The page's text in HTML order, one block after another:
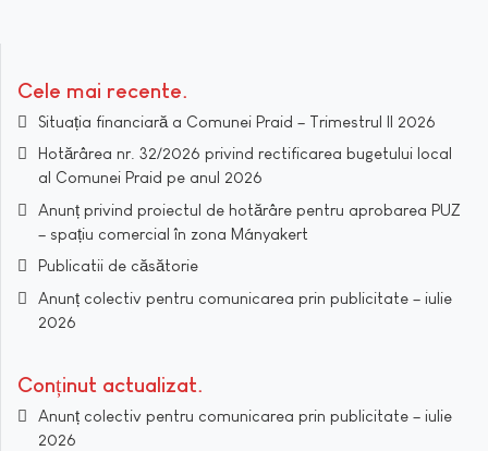
Cele mai recente
Situația financiară a Comunei Praid – Trimestrul II 2026
Hotărârea nr. 32/2026 privind rectificarea bugetului local
al Comunei Praid pe anul 2026
Anunț privind proiectul de hotărâre pentru aprobarea PUZ
– spațiu comercial în zona Mányakert
Publicatii de căsătorie
Anunț colectiv pentru comunicarea prin publicitate – iulie
2026
Conținut actualizat
Anunț colectiv pentru comunicarea prin publicitate – iulie
2026